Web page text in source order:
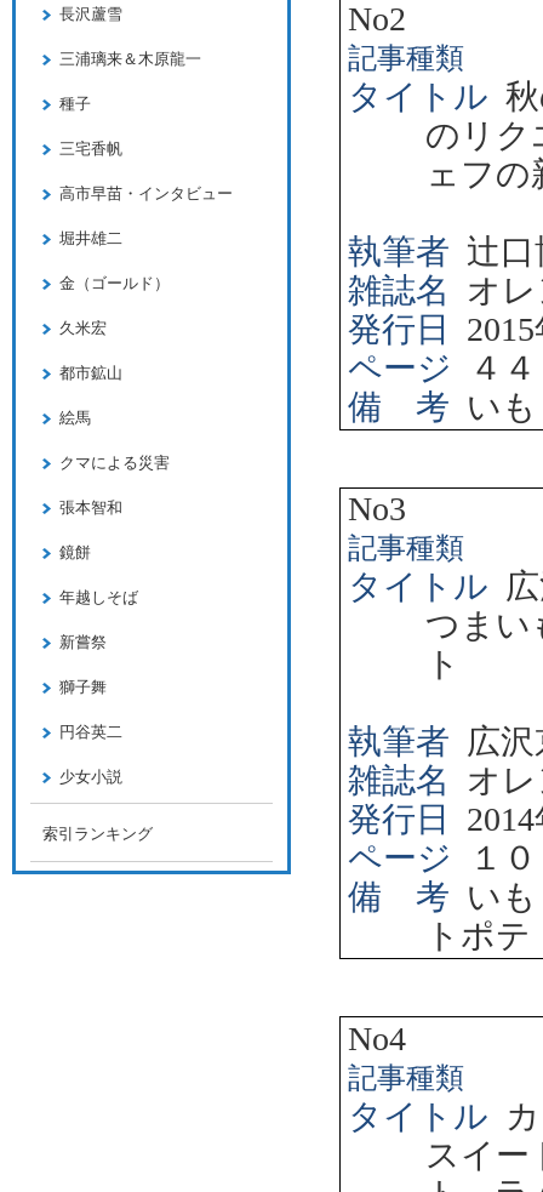
No2
記事種類
タイトル
のリ
ェフ
執筆者 辻口
雑誌名
オ
発行日
2015
ページ
４
備 考 い
No3
記事種類
タイトル
つま
ト
執筆者 広
雑誌名
オ
発行日
2014
ページ
１
備 考 い
トポ
No4
記事種類
タイトル
スイ
長沢蘆雪
三浦璃来＆木原龍一
種子
三宅香帆
高市早苗・インタビュー
堀井雄二
金（ゴールド）
久米宏
都市鉱山
絵馬
クマによる災害
張本智和
鏡餅
年越しそば
新嘗祭
獅子舞
円谷英二
少女小説
索引ランキング